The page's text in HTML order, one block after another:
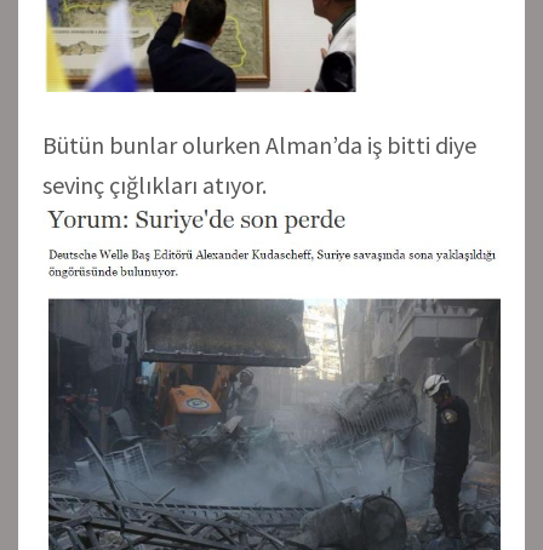
Bütün bunlar olurken Alman’da iş bitti diye
sevinç çığlıkları atıyor.